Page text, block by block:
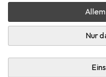
Nur
Concept Filter K&F Filter
82mm 82 mm aus der
Produktliste